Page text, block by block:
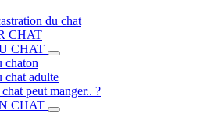
du chat
CHAT
CHAT
chaton
chat adulte
peut manger.. ?
CHAT